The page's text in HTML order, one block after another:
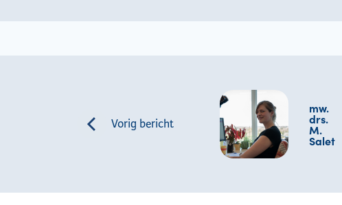
Vorig bericht
mw.
drs.
M.
Salet